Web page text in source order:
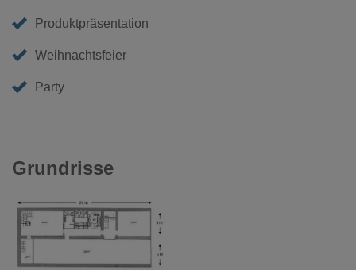
Produktpräsentation
Weihnachtsfeier
Party
Grundrisse